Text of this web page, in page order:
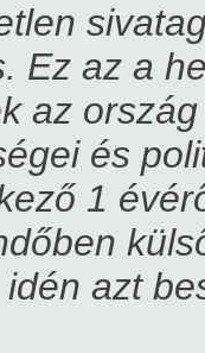
Ez az a
az
és
1
azt